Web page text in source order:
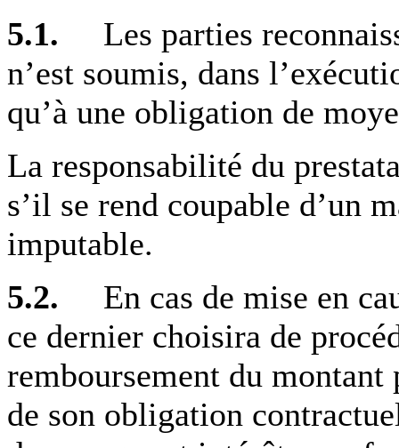
5.1. Les parties
n’est soumis, dans
qu’à une obligation de
La responsabilité du
s’il se rend coupable d’un
imputable.
5.2. En cas de mise en
ce dernier choisira de
remboursement du
de son obligation